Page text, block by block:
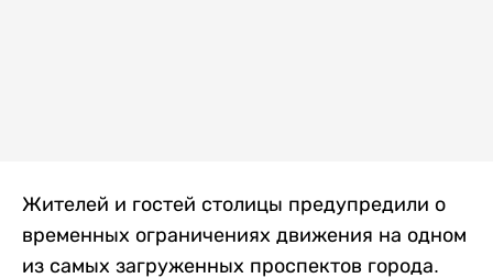
Жителей и гостей столицы предупредили о
временных ограничениях движения на одном
из самых загруженных проспектов города.